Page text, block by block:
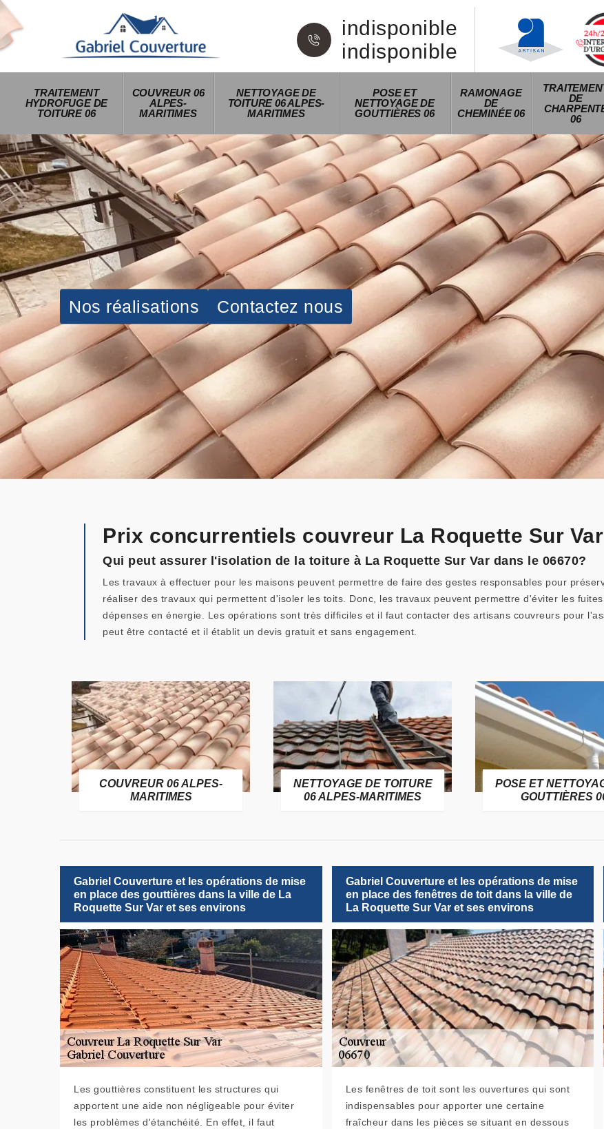
indisponible
indisponible
TRAITEMENT
HYDROFUGE DE
TOITURE 06
COUVREUR 06
ALPES-
MARITIMES
NETTOYAGE DE
TOITURE 06 ALPES-
MARITIMES
POSE ET
NETTOYAGE DE
GOUTTIÈRES 06
RAMONAGE
DE
CHEMINÉE 06
DE
06
Nos réalisations Contactez nous
Prix concurrentiels couvreur La Roquette Sur
Qui peut assurer l'isolation de la toiture à La Roquette Sur Var dans le 06670?
Les travaux à effectuer pour les maisons peuvent permettre de faire des gestes responsables pour
réaliser des travaux qui permettent d'isoler les toits. Donc, les travaux peuvent permettre d'éviter les
dépenses en énergie. Les opérations sont très difficiles et il faut contacter des artisans couvreurs pour
peut être contacté et il établit un devis gratuit et sans engagement.
COUVREUR 06 ALPES-
MARITIMES
NETTOYAGE DE TOITURE
06 ALPES-MARITIMES
POSE ET
GOUTTIÈRES
Gabriel Couverture et les opérations de mise
en place des gouttières dans la ville de La
Roquette Sur Var et ses environs
Les gouttières constituent les structures qui
apportent une aide non négligeable pour éviter
les problèmes d'étanchéité. En effet, il faut
Gabriel Couverture et les opérations de mise
en place des fenêtres de toit dans la ville de
La Roquette Sur Var et ses environs
Les fenêtres de toit sont les ouvertures qui sont
indispensables pour apporter une certaine
fraîcheur dans les pièces se situant en dessous